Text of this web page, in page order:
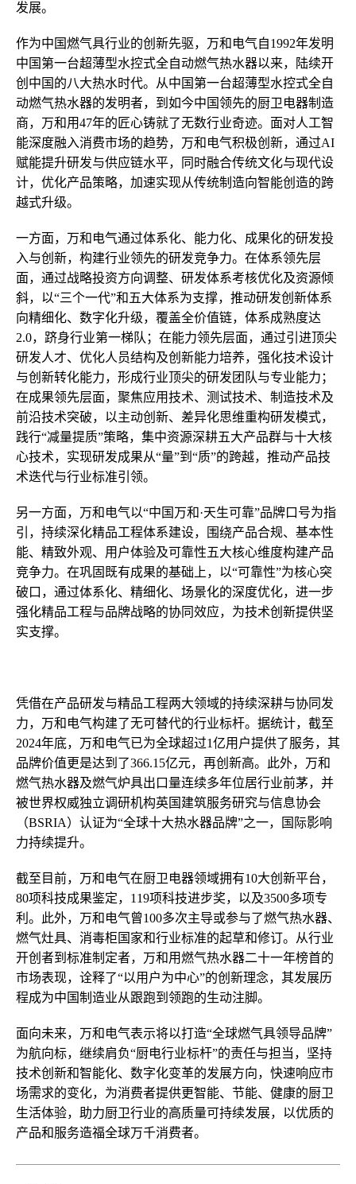
发展。
作为中国燃气具行业的创新先驱，万和电气自1992年发明
中国第一台超薄型水控式全自动燃气热水器以来，陆续开
创中国的八大热水时代。从中国第一台超薄型水控式全自
动燃气热水器的发明者，到如今中国领先的厨卫电器制造
商，万和用47年的匠心铸就了无数行业奇迹。面对人工智
能深度融入消费市场的趋势，万和电气积极创新，通过AI
赋能提升研发与供应链水平，同时融合传统文化与现代设
计，优化产品策略，加速实现从传统制造向智能创造的跨
越式升级。
一方面，万和电气通过体系化、能力化、成果化的研发投
入与创新，构建行业领先的研发竞争力。在体系领先层
面，通过战略投资方向调整、研发体系考核优化及资源倾
斜，以“三个一代”和五大体系为支撑，推动研发创新体系
向精细化、数字化升级，覆盖全价值链，体系成熟度达
2.0，跻身行业第一梯队；在能力领先层面，通过引进顶尖
研发人才、优化人员结构及创新能力培养，强化技术设计
与创新转化能力，形成行业顶尖的研发团队与专业能力；
在成果领先层面，聚焦应用技术、测试技术、制造技术及
前沿技术突破，以主动创新、差异化思维重构研发模式，
践行“减量提质”策略，集中资源深耕五大产品群与十大核
心技术，实现研发成果从“量”到“质”的跨越，推动产品技
术迭代与行业标准引领。
另一方面，万和电气以“中国万和·天生可靠”品牌口号为指
引，持续深化精品工程体系建设，围绕产品合规、基本性
能、精致外观、用户体验及可靠性五大核心维度构建产品
竞争力。在巩固既有成果的基础上，以“可靠性”为核心突
破口，通过体系化、精细化、场景化的深度优化，进一步
强化精品工程与品牌战略的协同效应，为技术创新提供坚
实支撑。
凭借在产品研发与精品工程两大领域的持续深耕与协同发
力，万和电气构建了无可替代的行业标杆。据统计，截至
2024年底，万和电气已为全球超过1亿用户提供了服务，其
品牌价值更是达到了366.15亿元，再创新高。此外，万和
燃气热水器及燃气炉具出口量连续多年位居行业前茅，并
被世界权威独立调研机构英国建筑服务研究与信息协会
（BSRIA）认证为“全球十大热水器品牌”之一，国际影响
力持续提升。
截至目前，万和电气在厨卫电器领域拥有10大创新平台，
80项科技成果鉴定，119项科技进步奖，以及3500多项专
利。此外，万和电气曾100多次主导或参与了燃气热水器、
燃气灶具、消毒柜国家和行业标准的起草和修订。从行业
开创者到标准制定者，万和用燃气热水器二十一年榜首的
市场表现，诠释了“以用户为中心”的创新理念，其发展历
程成为中国制造业从跟跑到领跑的生动注脚。
面向未来，万和电气表示将以打造“全球燃气具领导品牌”
为航向标，继续肩负“厨电行业标杆”的责任与担当，坚持
技术创新和智能化、数字化变革的发展方向，快速响应市
场需求的变化，为消费者提供更智能、节能、健康的厨卫
生活体验，助力厨卫行业的高质量可持续发展，以优质的
产品和服务造福全球万千消费者。